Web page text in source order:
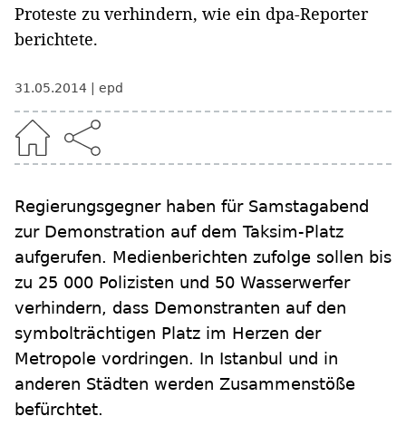
Proteste zu verhindern, wie ein dpa-Reporter
berichtete.
31.05.2014 epd
Regierungsgegner haben für Samstagabend
zur Demonstration auf dem Taksim-Platz
aufgerufen. Medienberichten zufolge sollen bis
zu 25 000 Polizisten und 50 Wasserwerfer
verhindern, dass Demonstranten auf den
symbolträchtigen Platz im Herzen der
Metropole vordringen. In Istanbul und in
anderen Städten werden Zusammenstöße
befürchtet.